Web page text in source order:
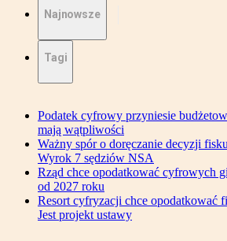
Najnowsze
Tagi
Podatek cyfrowy przyniesie
mają wątpliwości
Ważny spór o doręczanie decyzji
Wyrok 7 sędziów NSA
Rząd chce opodatkować cyfrowych
od 2027 roku
Resort cyfryzacji chce opodatkować
Jest projekt ustawy